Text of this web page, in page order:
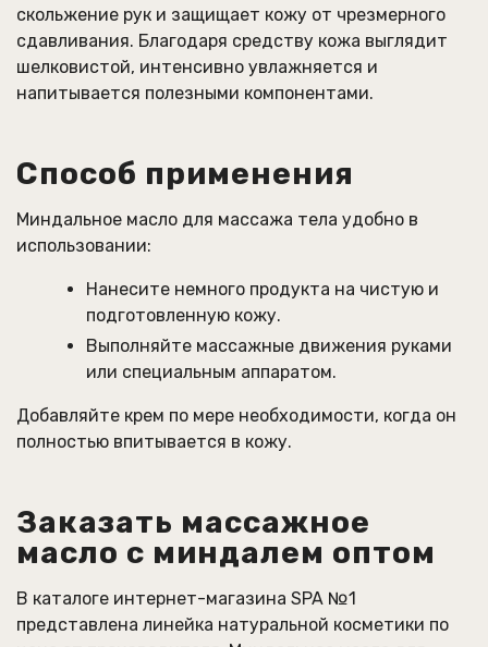
скольжение рук и защищает кожу от чрезмерного
сдавливания. Благодаря средству кожа выглядит
шелковистой, интенсивно увлажняется и
напитывается полезными компонентами.
Способ применения
Миндальное масло для массажа тела удобно в
использовании:
Нанесите немного продукта на чистую и
подготовленную кожу.
Выполняйте массажные движения руками
или специальным аппаратом.
Добавляйте крем по мере необходимости, когда он
полностью впитывается в кожу.
Заказать массажное
масло с миндалем оптом
В каталоге интернет-магазина SPA №1
представлена линейка натуральной косметики по